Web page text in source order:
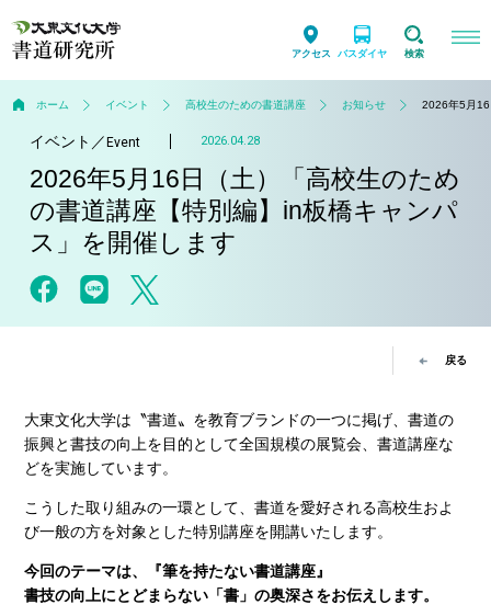
アクセス バスダイヤ 検索
ホーム イベント 高校生のための書道講座 お知らせ 2026年5月16
イベント ／Event 2026.04.28
2026年5月16日（土）「高校生のため
の書道講座【特別編】in板橋キャンパ
ス」を開催します
戻る
大東文化大学は〝書道〟を教育ブランドの一つに掲げ、書道の
振興と書技の向上を目的として全国規模の展覧会、書道講座な
どを実施しています。
こうした取り組みの一環として、書道を愛好される高校生およ
び一般の方を対象とした特別講座を開講いたします。
今回のテーマは、『筆を持たない書道講座』
書技の向上にとどまらない「書」の奥深さをお伝えします。